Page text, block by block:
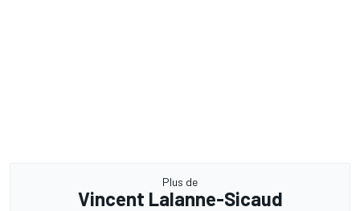
Plus de
Vincent Lalanne-Sicaud